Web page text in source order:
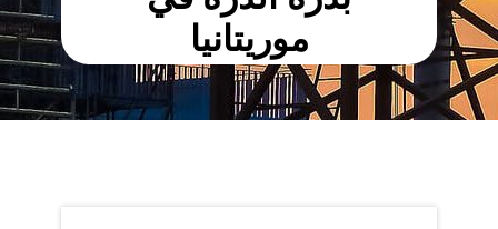
موريتانيا